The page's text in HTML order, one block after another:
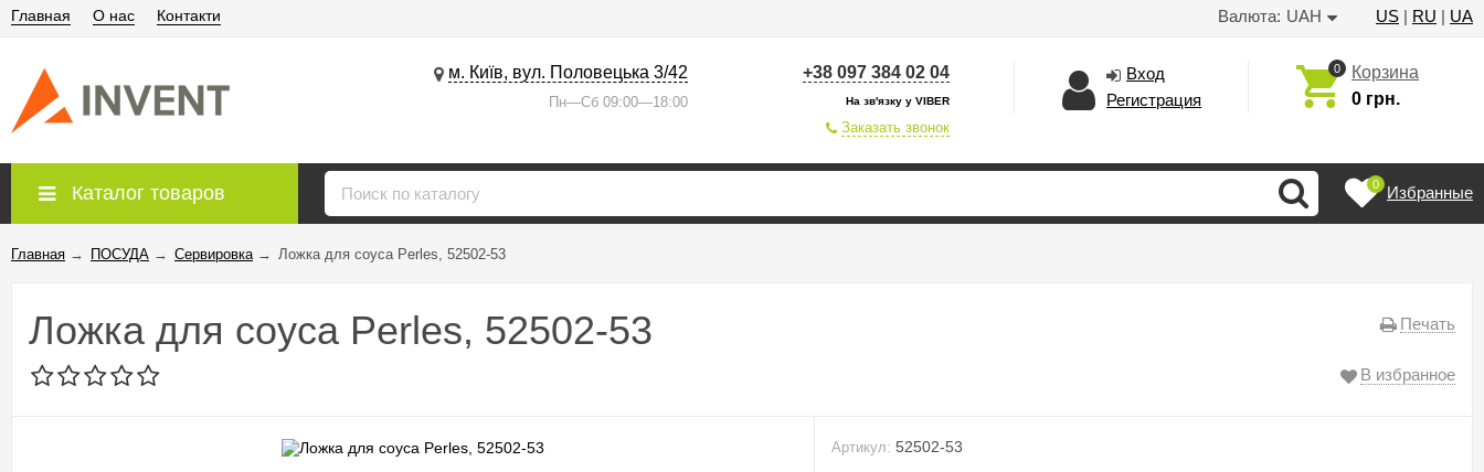
Валюта: UAH US | RU | UA
Главная О нас Контакти
м. Київ, вул. Половецька 3/42
Пн—Сб 09:00—18:00
+38 097 384 02 04
На зв'язку у VIBER
Заказать звонок
Вход
Регистрация
0
Корзина
0 грн.
Каталог товаров 0 Избранные
Главная → ПОСУДА → Сервировка→ Ложка для соуса Perles, 52502-53
Печать
Ложка для соуса Perles, 52502-53
В избранное
Артикул: 52502-53